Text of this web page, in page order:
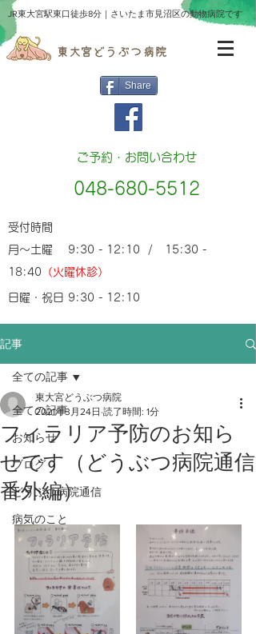
​JR東大宮駅東口徒歩8分｜さいたま市見沼区の動物病院です
Share
ご予約・お問い合わせ
048-680-5512
受付時間
月～土曜 9:30 - 12:10 / 15:30 -
18:40 （火曜休診）
日曜・祝日 9:30 - 12:10
記事
全ての記事
お知らせ
ブログ
どうぶつ病院通信
病気のこと
全ての記事
フィラリア予防のお知ら
せです（どうぶつ病院通信
番外編）
東大宮どうぶつ病院
2021年3月24日 読了時間: 1分